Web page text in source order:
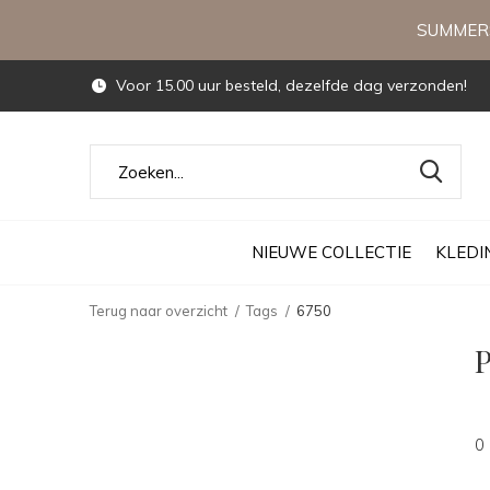
NIEUWE COLLECTIE
Voor 15.00 uur besteld, dezelfde dag verzonden!
Terug naar overzicht Tags 6750
0